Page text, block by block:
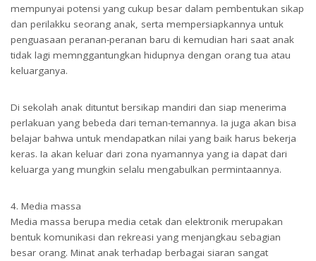
mempunyai potensi yang cukup besar dalam pembentukan sikap
dan perilakku seorang anak, serta mempersiapkannya untuk
penguasaan peranan-peranan baru di kemudian hari saat anak
tidak lagi memnggantungkan hidupnya dengan orang tua atau
keluarganya.
Di sekolah anak dituntut bersikap mandiri dan siap menerima
perlakuan yang bebeda dari teman-temannya. Ia juga akan bisa
belajar bahwa untuk mendapatkan nilai yang baik harus bekerja
keras. Ia akan keluar dari zona nyamannya yang ia dapat dari
keluarga yang mungkin selalu mengabulkan permintaannya.
4. Media massa
Media massa berupa media cetak dan elektronik merupakan
bentuk komunikasi dan rekreasi yang menjangkau sebagian
besar orang. Minat anak terhadap berbagai siaran sangat